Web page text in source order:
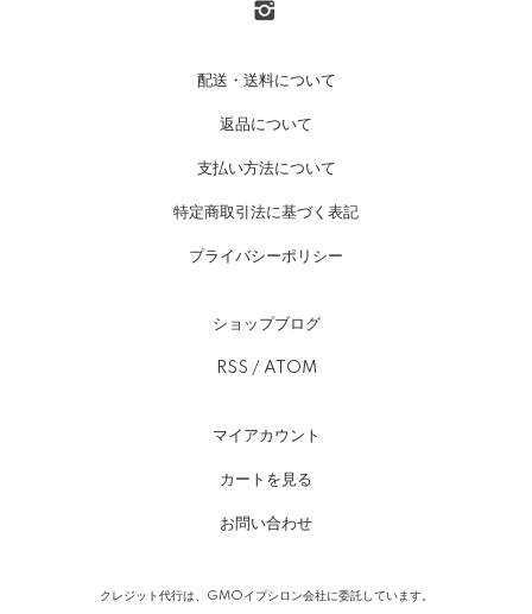
配送・送料について
返品について
支払い方法について
特定商取引法に基づく表記
プライバシーポリシー
ショップブログ
RSS / ATOM
マイアカウント
カートを見る
お問い合わせ
クレジット代行は、GMOイプシロン会社に委託しています。